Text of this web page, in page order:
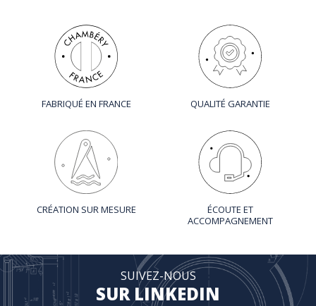
FABRIQUÉ EN FRANCE QUALITÉ GARANTIE
CRÉATION SUR MESURE
ÉCOUTE ET
ACCOMPAGNEMENT
SUIVEZ-NOUS
SUR LINKEDIN